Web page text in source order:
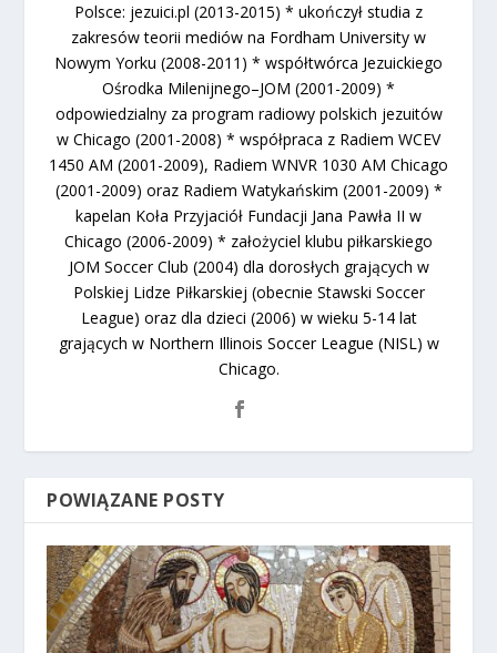
Polsce: jezuici.pl (2013-2015) * ukończył studia z
zakresów teorii mediów na Fordham University w
Nowym Yorku (2008-2011) * współtwórca Jezuickiego
Ośrodka Milenijnego–JOM (2001-2009) *
odpowiedzialny za program radiowy polskich jezuitów
w Chicago (2001-2008) * współpraca z Radiem WCEV
1450 AM (2001-2009), Radiem WNVR 1030 AM Chicago
(2001-2009) oraz Radiem Watykańskim (2001-2009) *
kapelan Koła Przyjaciół Fundacji Jana Pawła II w
Chicago (2006-2009) * założyciel klubu piłkarskiego
JOM Soccer Club (2004) dla dorosłych grających w
Polskiej Lidze Piłkarskiej (obecnie Stawski Soccer
League) oraz dla dzieci (2006) w wieku 5-14 lat
grających w Northern Illinois Soccer League (NISL) w
Chicago.
POWIĄZANE POSTY